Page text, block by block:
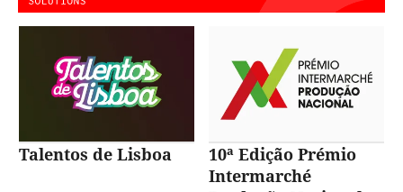
Talentos de Lisboa
10ª Edição Prémio
Intermarché